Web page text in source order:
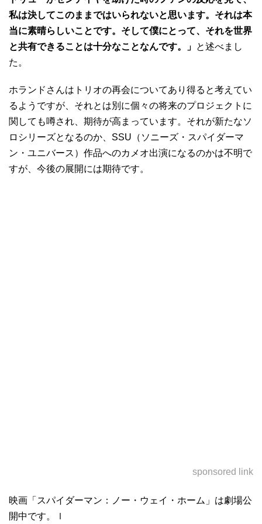
私は決してこのままではいられないと思います。それは本
当に素晴らしいことです。そして僕にとって、それを世界
と共有できることは十分なことなんです。」
と述べまし
た。
ホランドさんはトリオの再会についてあり得ると考えてい
るようですが、それとは別に個々の将来のプロジェクトに
関しても噂され、期待が高まっています。それが新たなソ
ロシリーズとなるのか、SSU（ソニーズ・スパイダーマ
ン・ユニバース）作品へのカメオ出演になるのかは不明で
すが、今後の展開には期待です。
sponsored link
映画「スパイダーマン：ノー・ウェイ・ホーム」は劇場公
開中です。ｌ